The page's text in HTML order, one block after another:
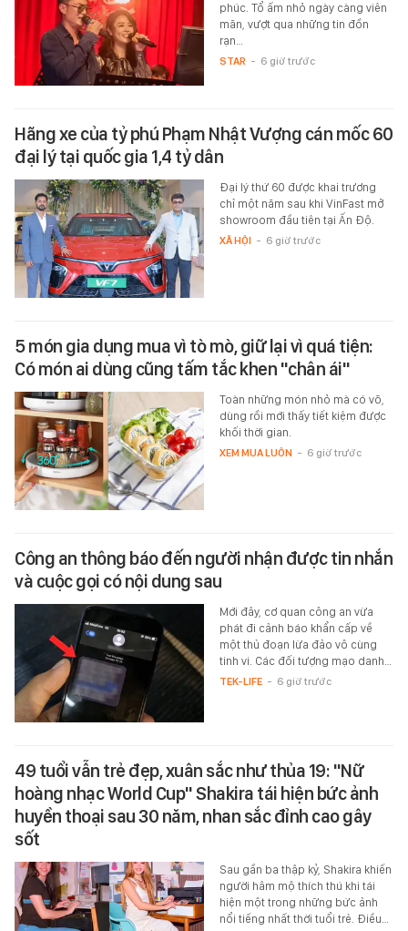
phúc. Tổ ấm nhỏ ngày càng viên
mãn, vượt qua những tin đồn
rạn…
STAR - 6 giờ trước
Hãng xe của tỷ phú Phạm Nhật Vượng cán mốc 60
đại lý tại quốc gia 1,4 tỷ dân
Đại lý thứ 60 được khai trương
chỉ một năm sau khi VinFast mở
showroom đầu tiên tại Ấn Độ.
XÃ HỘI - 6 giờ trước
5 món gia dụng mua vì tò mò, giữ lại vì quá tiện:
Có món ai dùng cũng tấm tắc khen "chân ái"
Toàn những món nhỏ mà có võ,
dùng rồi mới thấy tiết kiệm được
khối thời gian.
XEM MUA LUÔN - 6 giờ trước
Công an thông báo đến người nhận được tin nhắn
và cuộc gọi có nội dung sau
Mới đây, cơ quan công an vừa
phát đi cảnh báo khẩn cấp về
một thủ đoạn lừa đảo vô cùng
tinh vi. Các đối tượng mạo danh…
TEK-LIFE - 6 giờ trước
49 tuổi vẫn trẻ đẹp, xuân sắc như thủa 19: "Nữ
hoàng nhạc World Cup" Shakira tái hiện bức ảnh
huyền thoại sau 30 năm, nhan sắc đỉnh cao gây
sốt
Sau gần ba thập kỷ, Shakira khiến
người hâm mộ thích thú khi tái
hiện một trong những bức ảnh
nổi tiếng nhất thời tuổi trẻ. Điều…